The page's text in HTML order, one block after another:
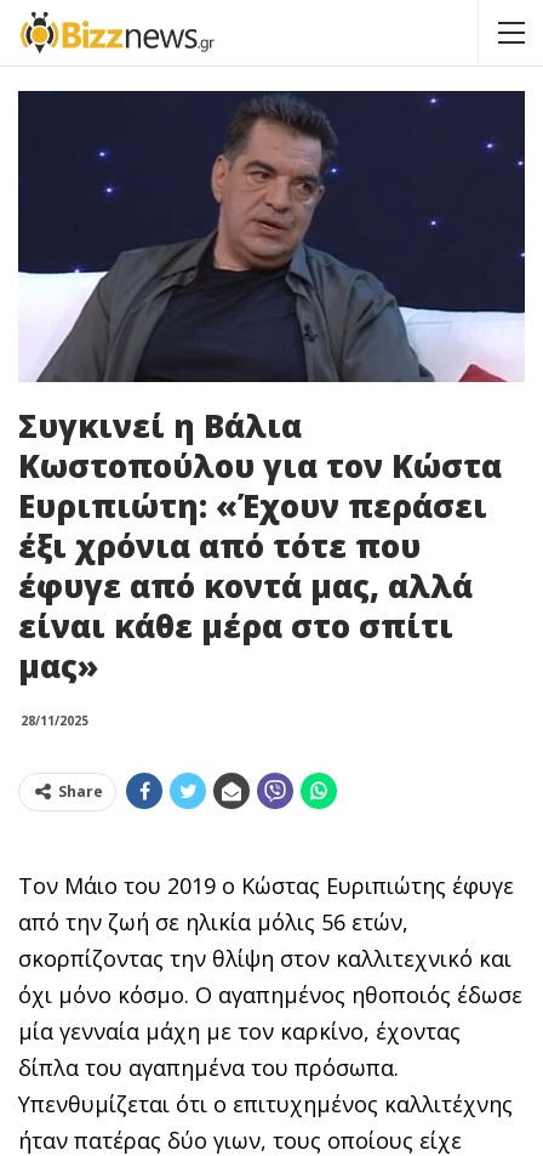
Συγκινεί η Βάλια
Κωστοπούλου για τον Κώστα
Ευριπιώτη: «Έχουν περάσει
έξι χρόνια από τότε που
έφυγε από κοντά μας, αλλά
είναι κάθε μέρα στο σπίτι
μας»
28/11/2025
Share
Τον Μάιο του 2019 ο Κώστας Ευριπιώτης έφυγε
από την ζωή σε ηλικία μόλις 56 ετών,
σκορπίζοντας την θλίψη στον καλλιτεχνικό και
όχι μόνο κόσμο. Ο αγαπημένος ηθοποιός έδωσε
μία γενναία μάχη με τον καρκίνο, έχοντας
δίπλα του αγαπημένα του πρόσωπα.
Υπενθυμίζεται ότι ο επιτυχημένος καλλιτέχνης
ήταν πατέρας δύο γιων, τους οποίους είχε